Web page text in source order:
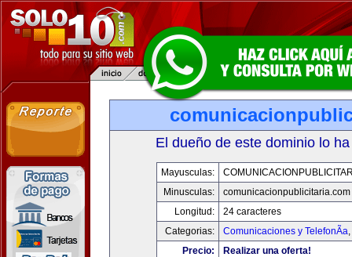
El dueño de este dominio lo
Mayusculas:
Minusculas:
comunicacionpublicitaria.com
Longitud:
24 caracteres
Categorias:
Comunicaciones y TelefonÃ­a,
Precio:
Realizar una oferta!